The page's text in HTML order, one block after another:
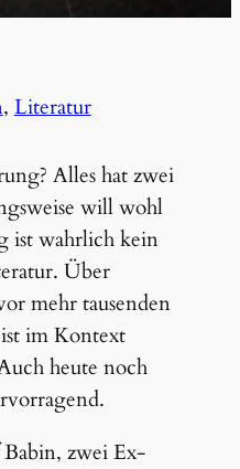
, Literatur
Alles hat zwei
will wohl
ist wahrlich kein
Über
mehr tausenden
im Kontext
heute noch
zwei Ex-